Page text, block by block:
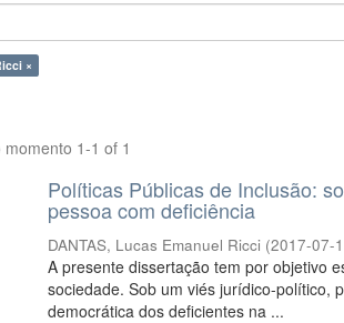
×
1-1 of 1
Políticas Públicas de Inclusão:
pessoa com deficiência
DANTAS, Lucas Emanuel Ricci (2017-07-
A presente dissertação tem por objetivo
sociedade. Sob um viés jurídico-político,
democrática dos deficientes na ...